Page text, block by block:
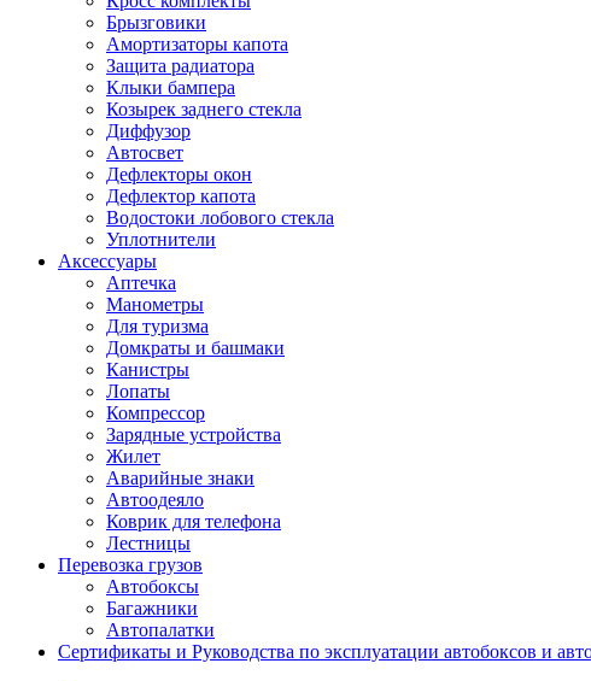
Брызговики
Амортизаторы капота
Защита радиатора
Клыки бампера
Козырек заднего стекла
Диффузор
Автосвет
Дефлекторы окон
Дефлектор капота
Водостоки лобового стекла
Уплотнители
Аксессуары
Аптечка
Манометры
Для туризма
Домкраты и башмаки
Канистры
Лопаты
Компрессор
Зарядные устройства
Жилет
Аварийные знаки
Автоодеяло
Коврик для телефона
Лестницы
Перевозка грузов
Автобоксы
Багажники
Автопалатки
Сертификаты и Руководства по эксплуатации автобоксов и